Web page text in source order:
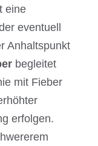
eine
eventuell
Anhaltspunkt
begleitet
mit Fieber
erfolgen.